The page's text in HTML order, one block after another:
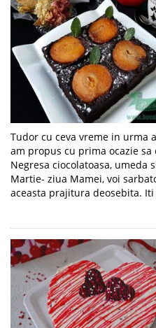
Tudor cu ceva vreme in urma
am propus cu prima ocazie sa
Negresa ciocolatoasa, umeda
Martie- ziua Mamei, voi
aceasta prajitura deosebita.